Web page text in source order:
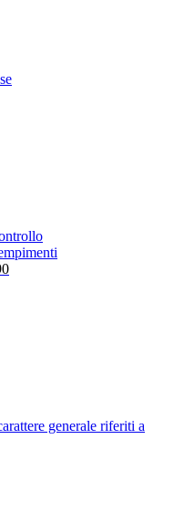
generale riferiti a